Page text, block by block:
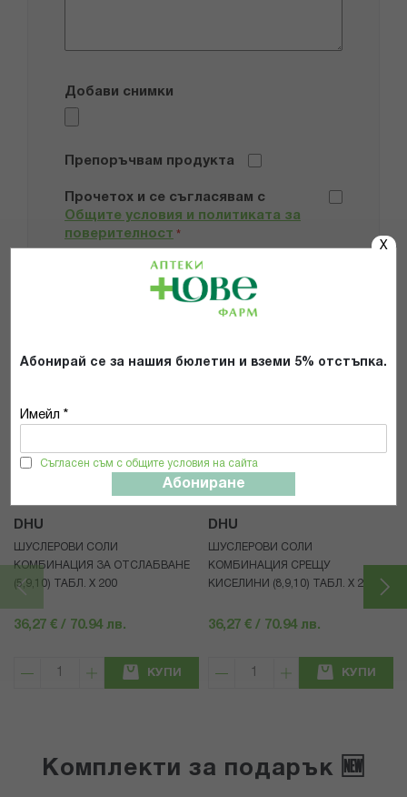
X
Абонирай се за нашия бюлетин и вземи 5% отстъпка.
Имейл *
Съгласен съм с общите условия на сайта
Абониране
Добави снимки
Препоръчвам продукта
Прочетох и се съгласявам с
Общите условия и политиката за
поверителност *
ИЗПРАТИ
Популярни в тази категория
DHU
ШУСЛЕРОВИ СОЛИ
КОМБИНАЦИЯ ЗА ОТСЛАБВАНЕ
(5,9,10) ТАБЛ. X 200
36,27 € / 70.94 лв.
КУПИ
DHU
ШУСЛЕРОВИ СОЛИ
КОМБИНАЦИЯ СРЕЩУ
КИСЕЛИНИ (8,9,10) ТАБЛ. X 200
36,27 € / 70.94 лв.
КУПИ
Комплекти за подарък 🆕